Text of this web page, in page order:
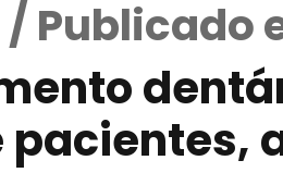
Publicado
pacientes,